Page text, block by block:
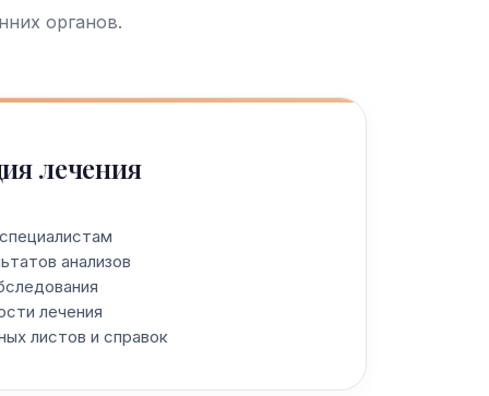
органов.
лечения
анализов
лечения
листов и справок